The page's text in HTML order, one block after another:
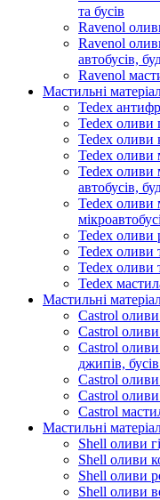
та бусів
Ravenol
Ravenol
автобусів,
Ravenol
Мастильні
Tedex
Tedex оливи
Tedex оливи
Tedex оливи
Tedex оливи
автобусів,
Tedex оливи
Tedex оливи
Tedex оливи
Tedex оливи
Tedex
Мастильні
Castrol
Castrol оливи
Castrol
джипів,
Castrol
Castrol оливи
Castrol
Мастильні
Shell оливи
Shell оливи
Shell оливи
Shell оливи